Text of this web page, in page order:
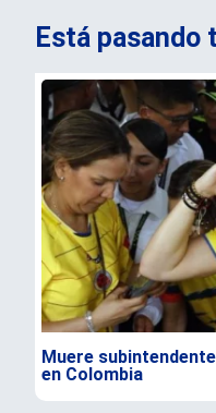
Está pasando
Muere
en Colombia